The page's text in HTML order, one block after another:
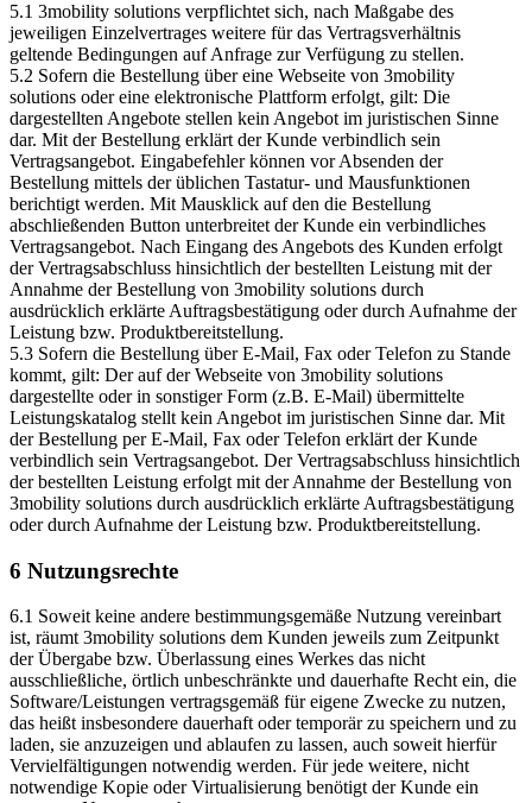
5.1 3mobility solutions verpflichtet sich, nach Maßgabe des
jeweiligen Einzelvertrages weitere für das Vertragsverhältnis
geltende Bedingungen auf Anfrage zur Verfügung zu stellen.
5.2 Sofern die Bestellung über eine Webseite von 3mobility
solutions oder eine elektronische Plattform erfolgt, gilt: Die
dargestellten Angebote stellen kein Angebot im juristischen Sinne
dar. Mit der Bestellung erklärt der Kunde verbindlich sein
Vertragsangebot. Eingabefehler können vor Absenden der
Bestellung mittels der üblichen Tastatur- und Mausfunktionen
berichtigt werden. Mit Mausklick auf den die Bestellung
abschließenden Button unterbreitet der Kunde ein verbindliches
Vertragsangebot. Nach Eingang des Angebots des Kunden erfolgt
der Vertragsabschluss hinsichtlich der bestellten Leistung mit der
Annahme der Bestellung von 3mobility solutions durch
ausdrücklich erklärte Auftragsbestätigung oder durch Aufnahme der
Leistung bzw. Produktbereitstellung.
5.3 Sofern die Bestellung über E-Mail, Fax oder Telefon zu Stande
kommt, gilt: Der auf der Webseite von 3mobility solutions
dargestellte oder in sonstiger Form (z.B. E-Mail) übermittelte
Leistungskatalog stellt kein Angebot im juristischen Sinne dar. Mit
der Bestellung per E-Mail, Fax oder Telefon erklärt der Kunde
verbindlich sein Vertragsangebot. Der Vertragsabschluss hinsichtlich
der bestellten Leistung erfolgt mit der Annahme der Bestellung von
3mobility solutions durch ausdrücklich erklärte Auftragsbestätigung
oder durch Aufnahme der Leistung bzw. Produktbereitstellung.
6 Nutzungsrechte
6.1 Soweit keine andere bestimmungsgemäße Nutzung vereinbart
ist, räumt 3mobility solutions dem Kunden jeweils zum Zeitpunkt
der Übergabe bzw. Überlassung eines Werkes das nicht
ausschließliche, örtlich unbeschränkte und dauerhafte Recht ein, die
Software/Leistungen vertragsgemäß für eigene Zwecke zu nutzen,
das heißt insbesondere dauerhaft oder temporär zu speichern und zu
laden, sie anzuzeigen und ablaufen zu lassen, auch soweit hierfür
Vervielfältigungen notwendig werden. Für jede weitere, nicht
notwendige Kopie oder Virtualisierung benötigt der Kunde ein